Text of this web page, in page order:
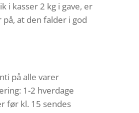
i kasser 2 kg i gave, er
at den falder i god
på alle varer
1-2 hverdage
før kl. 15 sendes